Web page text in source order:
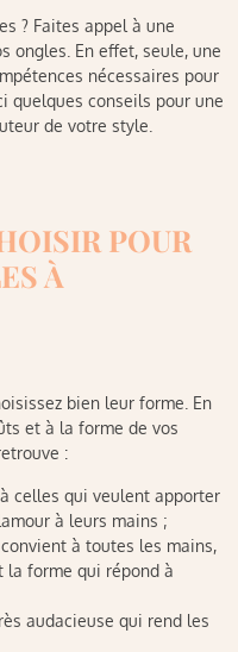
? Faites appel à une
ongles. En effet, seule, une
nécessaires pour
quelques conseils pour une
de votre style.
POUR
À
bien leur forme. En
et à la forme de vos
:
celles qui veulent apporter
à leurs mains ;
à toutes les mains,
la forme qui répond à
audacieuse qui rend les